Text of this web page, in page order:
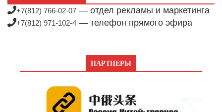
+7(812) 766-02-07 — отдел рекламы и маркетинга
+7(812) 971-102-4 — телефон прямого эфира
ПАРТНЕРЫ